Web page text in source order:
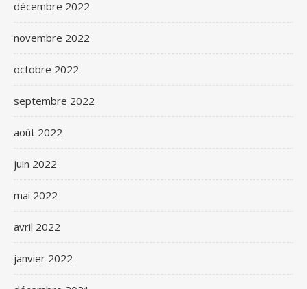
décembre 2022
novembre 2022
octobre 2022
septembre 2022
août 2022
juin 2022
mai 2022
avril 2022
janvier 2022